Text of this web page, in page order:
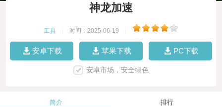
神龙加速
工具 时间：2025-06-19
安卓下载 苹果下载 PC下载
安卓市场，安全绿色
简介 排行